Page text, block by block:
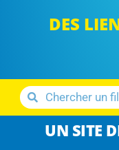
DES
UN SITE